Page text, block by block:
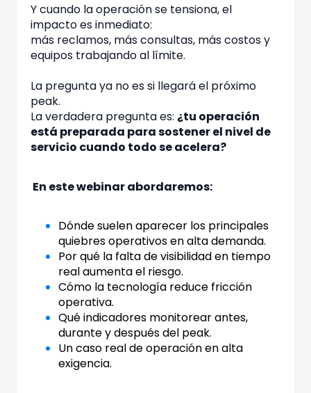
Y cuando la operación se tensiona, el
impacto es inmediato:
más reclamos, más consultas, más costos y
equipos trabajando al límite.
La pregunta ya no es si llegará el próximo
peak.
La verdadera pregunta es: ¿tu operación
está preparada para sostener el nivel de
servicio cuando todo se acelera?
En este webinar abordaremos:
Dónde suelen aparecer los principales
quiebres operativos en alta demanda.
Por qué la falta de visibilidad en tiempo
real aumenta el riesgo.
Cómo la tecnología reduce fricción
operativa.
Qué indicadores monitorear antes,
durante y después del peak.
Un caso real de operación en alta
exigencia.